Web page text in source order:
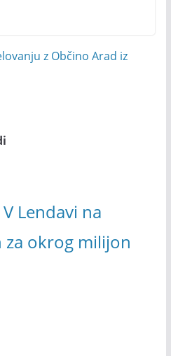
z Občino Arad iz
Lendavi na
okrog milijon